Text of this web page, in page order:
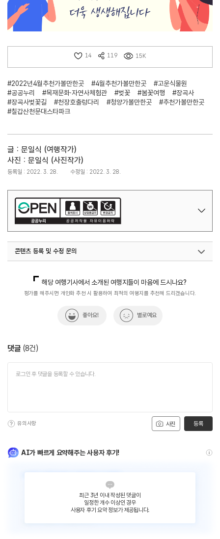
14 119 15K
#2022년4월추천가볼만한곳 #4월추천가볼만한곳
#고운식물원
#공공누리
#목재문화·자연사체험관 #벚꽃 #봄꽃여행
#장곡사
#장곡사벚꽃길
#천장호출렁다리 #청양가볼만한곳
#추천가볼만한곳
#칠갑산천문대스타파크
글 : 문일식 (여행작가)
사진 : 문일식 (사진작가)
등록일 : 2022. 3. 28. 수정일 : 2022. 3. 28.
콘텐츠 등록 및 수정 문의
해당 여행기사에서 소개된 여행지들이 마음에 드시나요?
평가를 해주시면 개인화 추천 시 활용하여 최적의 여행지를 추천해 드리겠습니다.
좋아요! 별로예요
댓글 (8건)
사진
유의사항 등록
AI가 빠르게 요약해주는 사용자 후기!
최근 3년 이내 작성된 댓글이
일정한 개수 이상인 경우
사용자 후기 요약 정보가 제공됩니다.